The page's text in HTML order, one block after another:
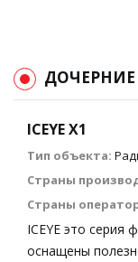
ДОЧЕРНИЕ
ICEYE X1
Тип объекта:
Страны
Страны
ICEYE это серия
оснащены